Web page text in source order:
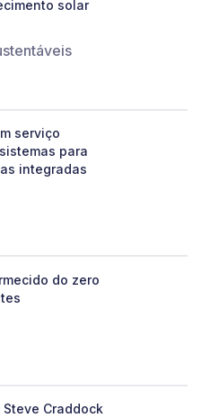
solar
serviço
para
integradas
do zero
Craddock